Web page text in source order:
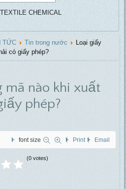
CHEMICAL
TỨC Tin trong nước
Loại giấy
có giấy phép?
mã nào khi xuất
phép?
font size Print Email
(0 votes)